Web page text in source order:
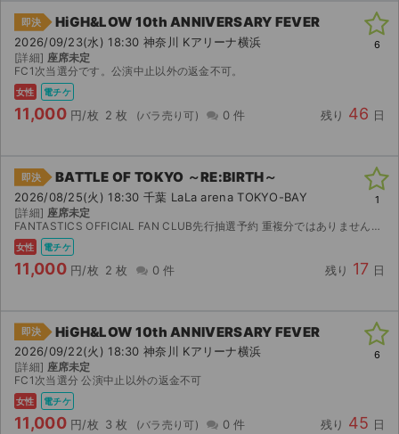
即決 HiGH&LOW 10th ANNIVERSARY FEVER
2026/09/23(水) 18:30 神奈川 Kアリーナ横浜
[詳細] 座席未定
FC1次当選分です。公演中止以外の返金不可。
女性 電チケ
11,000 円/枚 2 枚 0 件 残り 46 日
6
即決 BATTLE OF TOKYO ～RE:BIRTH～
2026/08/25(火) 18:30 千葉 LaLa arena TOKYO-BAY
[詳細] 座席未定
FANTASTICS OFFICIAL FAN CLUB先行抽選予約 重複分ではありません。同行者名義変更可能
女性 電チケ
11,000 円/枚 2 枚 0 件 残り 17 日
1
即決 HiGH&LOW 10th ANNIVERSARY FEVER
2026/09/22(火) 18:30 神奈川 Kアリーナ横浜
[詳細] 座席未定
FC1次当選分 公演中止以外の返金不可
女性 電チケ
11,000 円/枚 3 枚 0 件 残り 45 日
6